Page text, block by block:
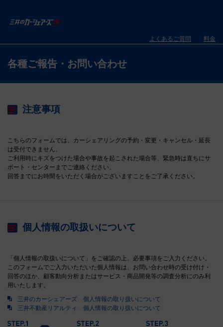
よくあるご質問 料金
各種ご報告・お問い合わせ
注意事項
こちらのフォームでは、カーシェアリングの予約・変更・キャンセル・延長
は受付できません。
ご利用時にキズをつけた場合や事故を起こされた場合等、緊急時は直ちにサ
ポート・センターまでご連絡ください。
回答までにお時間をいただく場合がございますことをご了承ください。
個人情報の取扱いについて
「個人情報の取扱いについて」をご確認の上、必要事項をご入力ください。
このフォームでご入力いただいた個人情報は、お問い合わせ時の受け付け・
回答のほか、顧客動向分析またはサービス・商品開発等の調査分析にのみ利
用いたします。
三井のカーシェアーズ 個人情報の取り扱いについて
三井不動産リアルティ 個人情報の取り扱いについて